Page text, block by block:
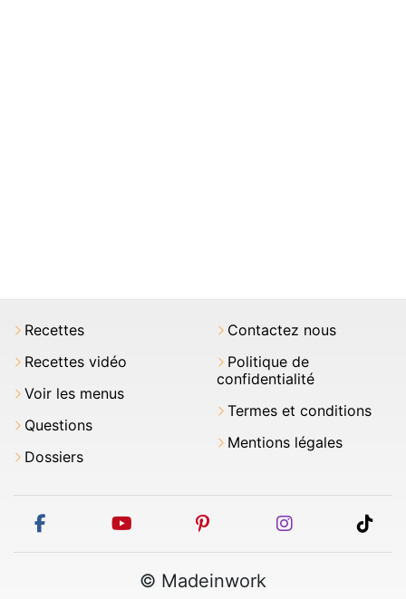
Recettes
Recettes vidéo
Voir les menus
Questions
Dossiers
Contactez nous
Politique de
confidentialité
Termes et conditions
Mentions légales
facebook youtube pinterest instagram
© Madeinwork